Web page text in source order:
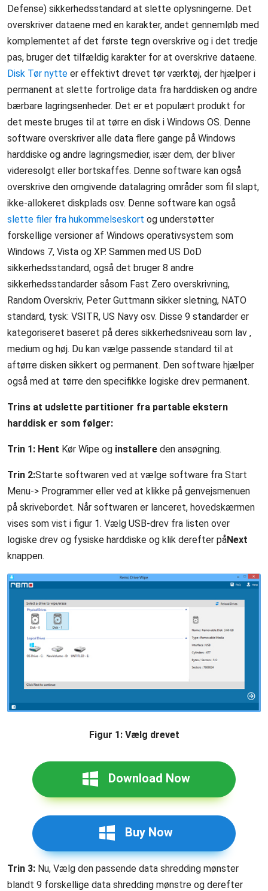
Defense) sikkerhedsstandard at slette oplysningerne. Det
overskriver dataene med en karakter, andet gennemløb med
komplementet af det første tegn overskrive og i det tredje
pas, bruger det tilfældig karakter for at overskrive dataene.
Disk Tør nytte er effektivt drevet tør værktøj, der hjælper i
permanent at slette fortrolige data fra harddisken og andre
bærbare lagringsenheder. Det er et populært produkt for
det meste bruges til at tørre en disk i Windows OS. Denne
software overskriver alle data flere gange på Windows
harddiske og andre lagringsmedier, især dem, der bliver
videresolgt eller bortskaffes. Denne software kan også
overskrive den omgivende datalagring områder som fil slapt,
ikke-allokeret diskplads osv. Denne software kan også
slette filer fra hukommelseskort og understøtter
forskellige versioner af Windows operativsystem som
Windows 7, Vista og XP. Sammen med US DoD
sikkerhedsstandard, også det bruger 8 andre
sikkerhedsstandarder såsom Fast Zero overskrivning,
Random Overskriv, Peter Guttmann sikker sletning, NATO
standard, tysk: VSITR, US Navy osv. Disse 9 standarder er
kategoriseret baseret på deres sikkerhedsniveau som lav ,
medium og høj. Du kan vælge passende standard til at
aftørre disken sikkert og permanent. Den software hjælper
også med at tørre den specifikke logiske drev permanent.
Trins at udslette partitioner fra partable ekstern
harddisk er som følger:
Trin 1: Hent Kør Wipe og installere den ansøgning.
Trin 2:Starte softwaren ved at vælge software fra Start
Menu-> Programmer eller ved at klikke på genvejsmenuen
på skrivebordet. Når softwaren er lanceret, hovedskærmen
vises som vist i figur 1. Vælg USB-drev fra listen over
logiske drev og fysiske harddiske og klik derefter påNext
knappen.
Figur 1: Vælg drevet
Download Now
Buy Now
Trin 3: Nu, Vælg den passende data shredding mønster
blandt 9 forskellige data shredding mønstre og derefter